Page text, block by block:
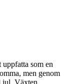
uppfatta som en
men genom
jul. Växten